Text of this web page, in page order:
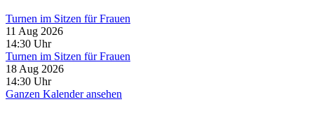
Turnen im Sitzen für Frauen
11 Aug 2026
14:30 Uhr
Turnen im Sitzen für Frauen
18 Aug 2026
14:30 Uhr
Ganzen Kalender ansehen